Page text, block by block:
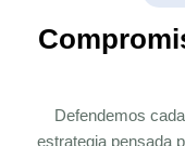
Defendemos
estrategia pensada